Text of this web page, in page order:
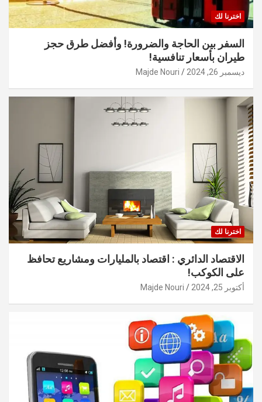
اخترنا لك
السفر بين الحاجة والضرورة! وأفضل طرق حجز
طيران بأسعار تنافسية!
ديسمبر 26, 2024 Majde Nouri
اخترنا لك
الاقتصاد الدائري : اقتصاد بالمليارات ومشاريع تحافظ
على الكوكب!
أكتوبر 25, 2024 Majde Nouri